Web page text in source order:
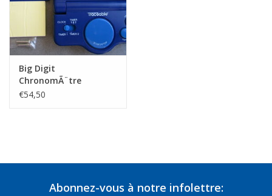
Big Digit
ChronomÃ¨tre
€54,50
Abonnez-vous à notre infolettre: